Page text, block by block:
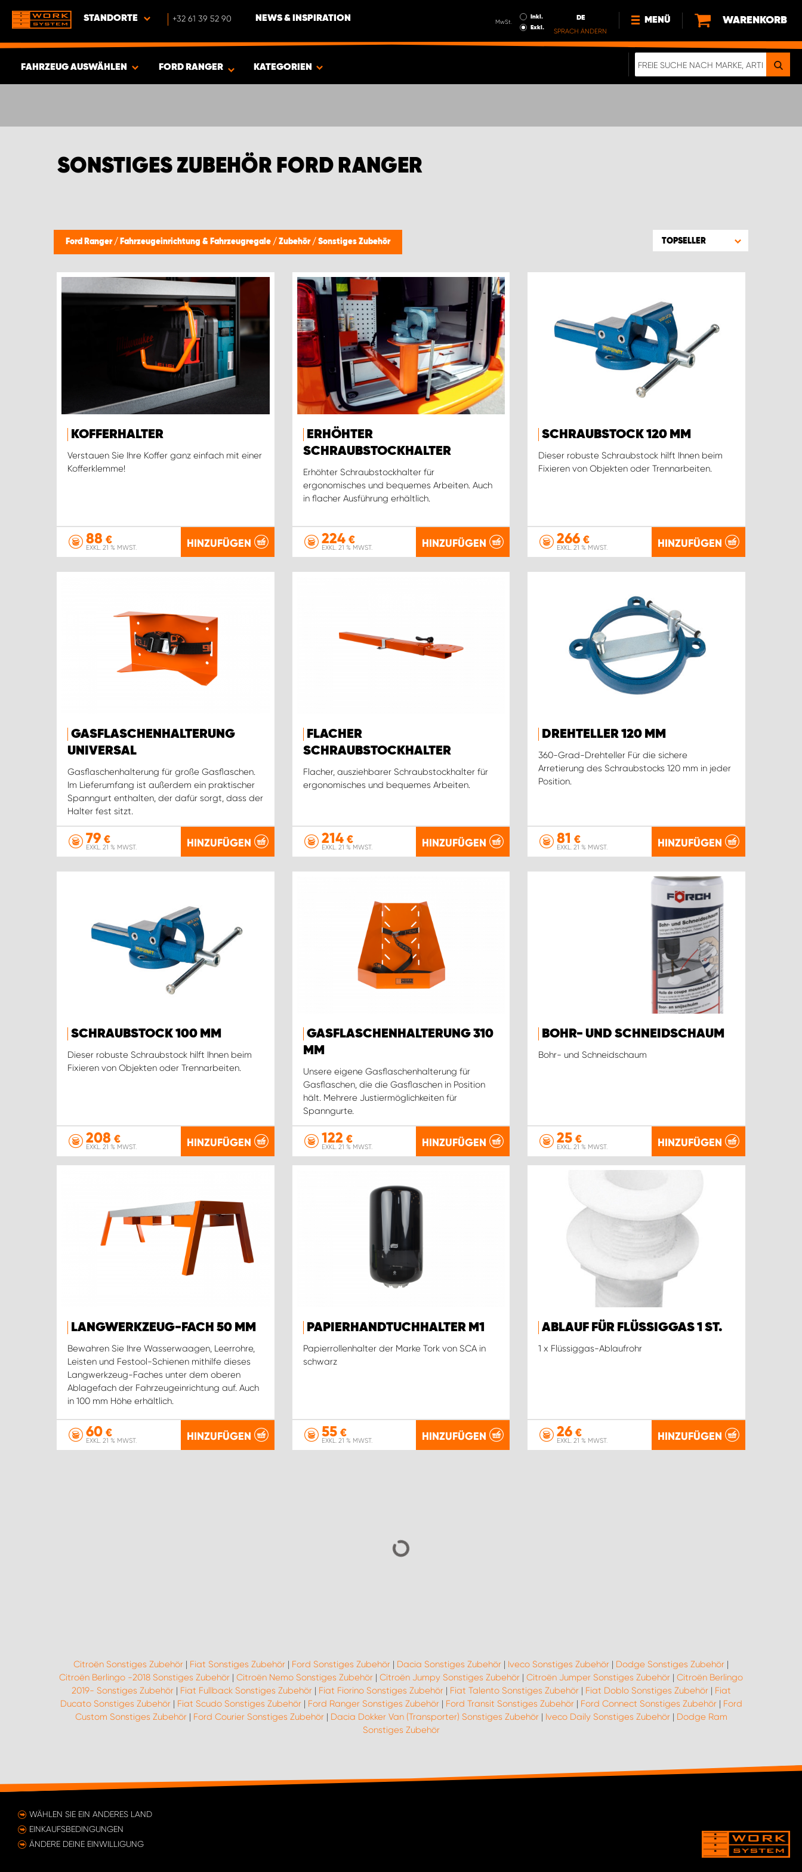
STANDORTE +32 61 39 52 90 NEWS & INSPIRATION MwSt.
Inkl.
Exkl.
DE
SPRACH ÄNDERN
MENÜ
NEWS
WARENKORB
FAHRZEUG AUSWÄHLEN
ARTIKEL
FORD RANGER KATEGORIEN
SONSTIGES ZUBEHÖR FORD RANGER
Ford Ranger / Fahrzeugeinrichtung & Fahrzeugregale / Zubehör / Sonstiges Zubehör TOPSELLER
KOFFERHALTER
Verstauen Sie Ihre Koffer ganz einfach mit einer
Kofferklemme!
88 €
EXKL. 21 % MWST. HINZUFÜGEN
ERHÖHTER
SCHRAUBSTOCKHALTER
Erhöhter Schraubstockhalter für
ergonomisches und bequemes Arbeiten. Auch
in flacher Ausführung erhältlich.
224€
EXKL. 21 % MWST. HINZUFÜGEN
SCHRAUBSTOCK 120 MM
Dieser robuste Schraubstock hilft Ihnen beim
Fixieren von Objekten oder Trennarbeiten.
266 €
EXKL. 21 % MWST. HINZUFÜGEN
GASFLASCHENHALTERUNG
UNIVERSAL
Gasflaschenhalterung für große Gasflaschen.
Im Lieferumfang ist außerdem ein praktischer
Spanngurt enthalten, der dafür sorgt, dass der
Halter fest sitzt.
79 €
EXKL. 21 % MWST. HINZUFÜGEN
FLACHER
SCHRAUBSTOCKHALTER
Flacher, ausziehbarer Schraubstockhalter für
ergonomisches und bequemes Arbeiten.
214€
EXKL. 21 % MWST. HINZUFÜGEN
DREHTELLER 120 MM
360-Grad-Drehteller Für die sichere
Arretierung des Schraubstocks 120 mm in jeder
Position.
81 €
EXKL. 21 % MWST. HINZUFÜGEN
SCHRAUBSTOCK 100 MM
Dieser robuste Schraubstock hilft Ihnen beim
Fixieren von Objekten oder Trennarbeiten.
208 €
EXKL. 21 % MWST. HINZUFÜGEN
GASFLASCHENHALTERUNG 310
MM
Unsere eigene Gasflaschenhalterung für
Gasflaschen, die die Gasflaschen in Position
hält. Mehrere Justiermöglichkeiten für
Spanngurte.
122 €
EXKL. 21 % MWST. HINZUFÜGEN
BOHR- UND SCHNEIDSCHAUM
Bohr- und Schneidschaum
25 €
EXKL. 21 % MWST. HINZUFÜGEN
LANGWERKZEUG-FACH 50 MM
Bewahren Sie Ihre Wasserwaagen, Leerrohre,
Leisten und Festool-Schienen mithilfe dieses
Langwerkzeug-Faches unter dem oberen
Ablagefach der Fahrzeugeinrichtung auf. Auch
in 100 mm Höhe erhältlich.
60 €
EXKL. 21 % MWST. HINZUFÜGEN
PAPIERHANDTUCHHALTER M1
Papierrollenhalter der Marke Tork von SCA in
schwarz
55€
EXKL. 21 % MWST. HINZUFÜGEN
ABLAUF FÜR FLÜSSIGGAS 1 ST.
1 x Flüssiggas-Ablaufrohr
26 €
EXKL. 21 % MWST. HINZUFÜGEN
Citroën Sonstiges Zubehör | Fiat Sonstiges Zubehör | Ford Sonstiges Zubehör | Dacia Sonstiges Zubehör | Iveco Sonstiges Zubehör | Dodge Sonstiges Zubehör |
Citroën Berlingo -2018 Sonstiges Zubehör | Citroën Nemo Sonstiges Zubehör | Citroën Jumpy Sonstiges Zubehör | Citroën Jumper Sonstiges Zubehör | Citroën Berlingo
2019- Sonstiges Zubehör| Fiat Fullback Sonstiges Zubehör| Fiat Fiorino Sonstiges Zubehör| Fiat Talento Sonstiges Zubehör| Fiat Doblo Sonstiges Zubehör| Fiat
Ducato Sonstiges Zubehör| Fiat Scudo Sonstiges Zubehör| Ford Ranger Sonstiges Zubehör| Ford Transit Sonstiges Zubehör| Ford Connect Sonstiges Zubehör| Ford
Custom Sonstiges Zubehör| Ford Courier Sonstiges Zubehör| Dacia Dokker Van (Transporter) Sonstiges Zubehör| Iveco Daily Sonstiges Zubehör| Dodge Ram
Sonstiges Zubehör
WÄHLEN SIE EIN ANDERES LAND
EINKAUFSBEDINGUNGEN
ÄNDERE DEINE EINWILLIGUNG